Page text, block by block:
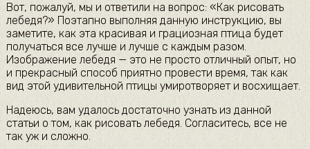
Вот, пожалуй, мы и ответили на вопрос: «Как рисовать
лебедя?» Поэтапно выполняя данную инструкцию, вы
заметите, как эта красивая и грациозная птица будет
получаться все лучше и лучше с каждым разом.
Изображение лебедя — это не просто отличный опыт, но
и прекрасный способ приятно провести время, так как
вид этой удивительной птицы умиротворяет и восхищает.
Надеюсь, вам удалось достаточно узнать из данной
статьи о том, как рисовать лебедя. Согласитесь, все не
так уж и сложно.